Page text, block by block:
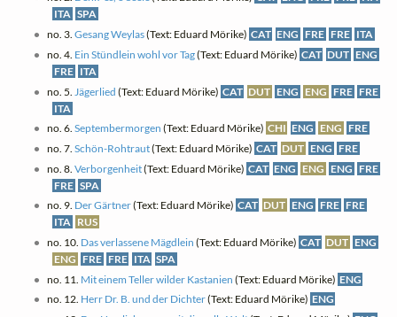
ITA SPA
no. 3. Gesang Weylas(Text: Eduard Mörike) CAT ENG FRE FRE ITA
no. 4. Ein Stündlein wohl vor Tag(Text: Eduard Mörike) CAT DUT ENG
FRE ITA
no. 5. Jägerlied (Text: Eduard Mörike) CAT DUT ENG ENG FRE FRE
ITA
no. 6. Septembermorgen (Text: Eduard Mörike) CHI ENG ENG FRE
no. 7. Schön-Rohtraut(Text: Eduard Mörike) CAT DUT ENG FRE
no. 8. Verborgenheit(Text: Eduard Mörike) CAT ENG ENG ENG FRE
FRE SPA
no. 9. Der Gärtner(Text: Eduard Mörike) CAT DUT ENG FRE FRE
ITA RUS
no. 10. Das verlassene Mägdlein (Text: Eduard Mörike) CAT DUT ENG
ENG FRE FRE ITA SPA
no. 11. Mit einem Teller wilder Kastanien (Text: Eduard Mörike) ENG
no. 12. Herr Dr. B. und der Dichter(Text: Eduard Mörike) ENG